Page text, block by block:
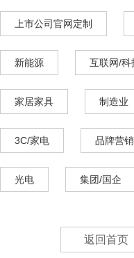
上市公司官网定制
新能源 互联网/科
家居家具 制造业
3C/家电 品牌营销
光电 集团/国企
返回首页